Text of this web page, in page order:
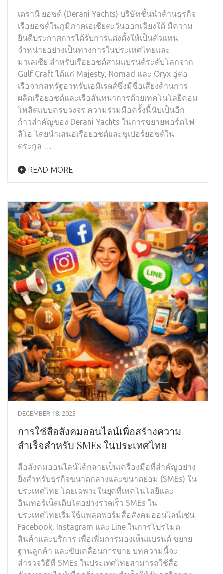
เดรานี ยอชต์ (Derani Yachts) บริษัทชั้นนำด้านธุรกิจ
เรือยอชต์ในภูมิภาคเอเชียตะวันออกเฉียงใต้ มีความ
ยินดีประกาศการได้รับการแต่งตั้งให้เป็นตัวแทน
จำหน่ายอย่างเป็นทางการในประเทศไทยและ
มาเลเซีย สำหรับเรือยอชต์สามแบรนด์ระดับโลกจาก
Gulf Craft ได้แก่ Majesty, Nomad และ Oryx อู่ต่อ
เรือจากสหรัฐอาหรับเอมิเรตส์ซึ่งมีชื่อเสียงด้านการ
ผลิตเรือยอชต์และเรือสันทนาการด้วยเทคโนโลยีคอม
โพสิตแบบครบวงจร ความร่วมมือครั้งนี้นับเป็นอีก
ก้าวสำคัญของ Derani Yachts ในการขยายพอร์ตโฟ
ลิโอ โดยนำเสนอเรือยอชต์และซูเปอร์ยอชต์ใน
ตระกูล …
READ MORE
DECEMBER 18, 2025
การใช้สื่อสังคมออนไลน์เพื่อสร้างความ
สำเร็จสำหรับ SMEs ในประเทศไทย
สื่อสังคมออนไลน์ได้กลายเป็นเครื่องมือที่สำคัญอย่าง
ยิ่งสำหรับธุรกิจขนาดกลางและขนาดย่อม (SMEs) ใน
ประเทศไทย โดยเฉพาะในยุคที่เทคโนโลยีและ
อินเทอร์เน็ตเติบโตอย่างรวดเร็ว SMEs ใน
ประเทศไทยเริ่มใช้แพลตฟอร์มสื่อสังคมออนไลน์เช่น
Facebook, Instagram และ Line ในการโปรโมต
สินค้าและบริการ เพื่อเพิ่มการมองเห็นแบรนด์ ขยาย
ฐานลูกค้า และขับเคลื่อนการขาย บทความนี้จะ
สำรวจวิธีที่ SMEs ในประเทศไทยสามารถใช้สื่อ